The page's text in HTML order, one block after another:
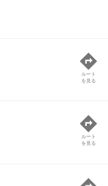
ルート
を見る
ルート
を見る